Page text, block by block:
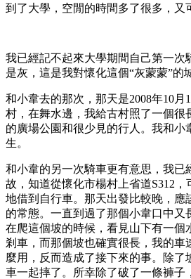
到了大學，空閒的時間多了很多，又
我已經記不起來大學期間自己第一
是灰，這是我對懷化這個“灰蒙蒙”的
和小韋去的那次，那天是2008年10
村，在舞水邊，我給古村照了一個
的廣場公園和很少見的行人。我和
生。
和小韋的另一次騎車更有意思，我已
故，知道從懷化市楊村上省道S312
地借到自行車。那天出發比較晚，應
的常態。一直到過了那個小韋口中
在爬這個坡的時候，看見山下有一
剎車，而那個坡也確實很長，我的
麼用，反而造成了接下來的事。除
車一起摔了。所幸除了破了一條褲